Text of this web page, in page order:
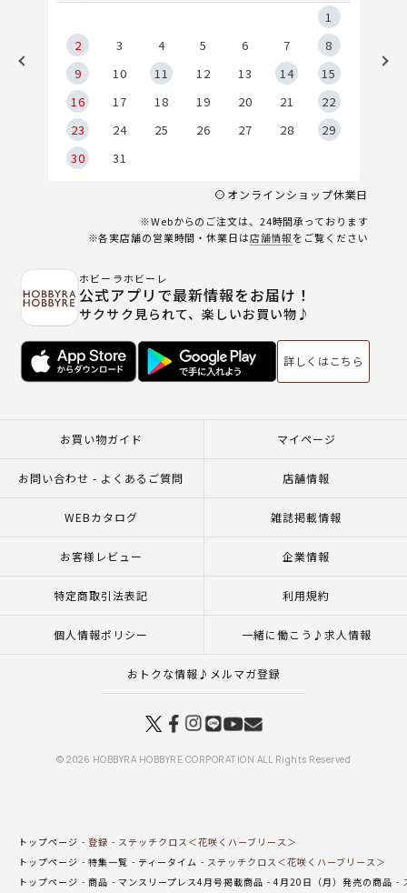
1
2
3 4 5 6 7
8
9
10 11 12 13 14
15
16
17 18 19 20 21
22
23
24 25 26 27 28
29
30
31
オンラインショップ休業日
※Webからのご注文は、24時間承っております
※各実店舗の営業時間・休業日は店舗情報をご覧ください
ホビーラホビーレ
公式アプリで最新情報をお届け！
サクサク見られて、楽しいお買い物♪
詳しくはこちら
お買い物ガイド マイページ
お問い合わせ - よくあるご質問 店舗情報
WEBカタログ 雑誌掲載情報
お客様レビュー 企業情報
特定商取引法表記 利用規約
個人情報ポリシー 一緒に働こう♪求人情報
おトクな情報♪メルマガ登録
© 2026 HOBBYRA HOBBYRE CORPORATION ALL Rights Reserved
トップページ 登録
ステッチクロス＜花咲くハーブリース＞
トップページ
特集一覧 ティータイム
ステッチクロス＜花咲くハーブリース＞
トップページ
商品 マンスリープレス4月号掲載商品 4月20日（月）発売の商品